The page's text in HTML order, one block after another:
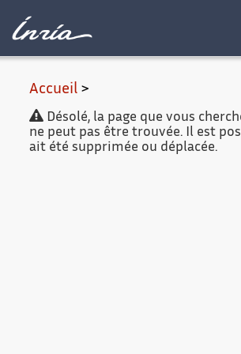
Accueil >
Désolé, la page que vous
ne peut pas être trouvée. Il est
ait été supprimée ou déplacée.